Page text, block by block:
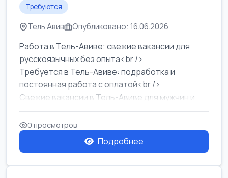
Требуются
Тель Авив Опубликовано: 16.06.2026
Работа в Тель-Авиве: свежие вакансии для
русскоязычных без опыта<br />
Требуется в Тель-Авиве: подработка и
постоянная работа с оплатой<br />
Свежие вакансии в Тель-Авиве для мужчин и
женщин от хозя...
0 просмотров
Подробнее